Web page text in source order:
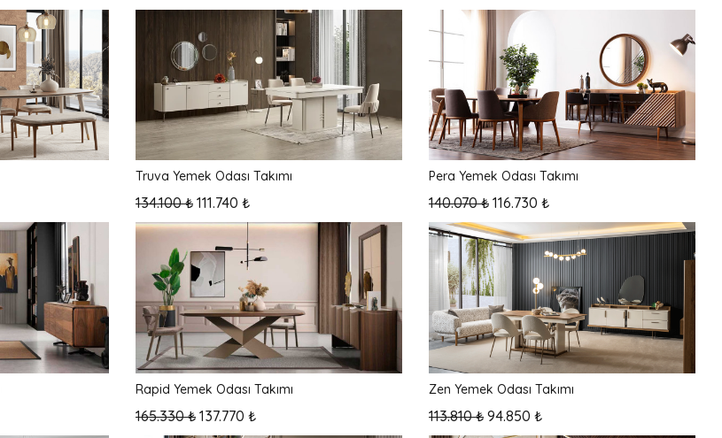
Truva Yemek Odası Takımı
134.100 ₺ 111.740 ₺
Pera Yemek Odası Takımı
140.070 ₺ 116.730 ₺
Rapid Yemek Odası Takımı
165.330 ₺ 137.770 ₺
Zen Yemek Odası Takımı
113.810 ₺ 94.850 ₺